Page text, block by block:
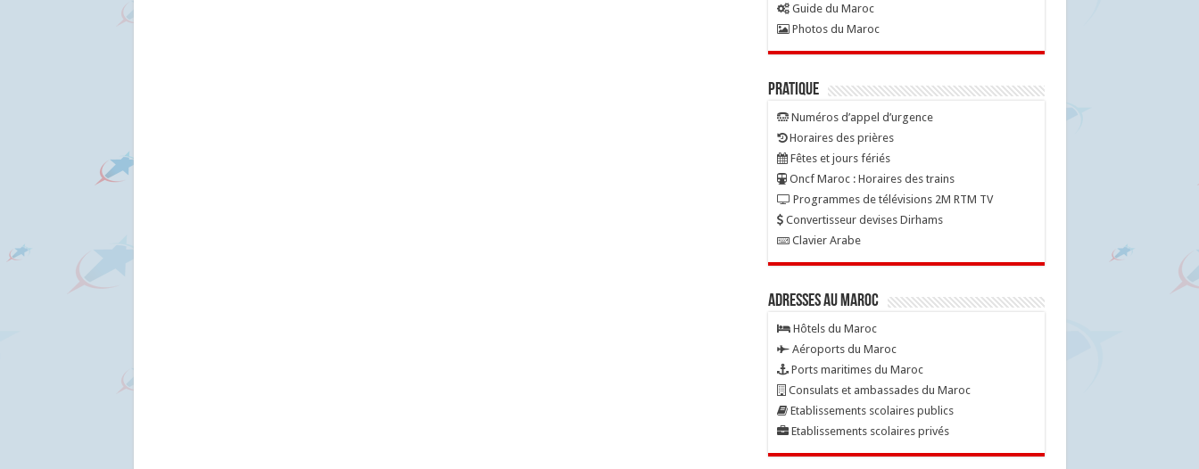
Guide du Maroc
Photos du Maroc
Pratique
Numéros d’appel d’urgence
Horaires des prières
Fêtes et jours fériés
Oncf Maroc : Horaires des trains
Programmes de télévisions 2M RTM TV
Convertisseur devises Dirhams
Clavier Arabe
Adresses au Maroc
Hôtels du Maroc
Aéroports du Maroc
Ports maritimes du Maroc
Consulats et ambassades du Maroc
Etablissements scolaires publics
Etablissements scolaires privés